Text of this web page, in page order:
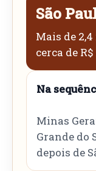
São
Mais de
cerca de
Na
Minas
Grande do
depois de